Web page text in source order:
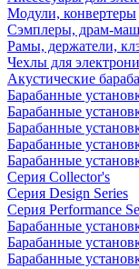
Модули, конвертеры
Сэмплеры, драм-
Рамы, держатели,
Чехлы для
Акустические
Барабанные
Барабанные
Барабанные
Барабанные
Барабанные
Серия Collector's
Серия Design Series
Серия Performance
Барабанные
Барабанные
Барабанные